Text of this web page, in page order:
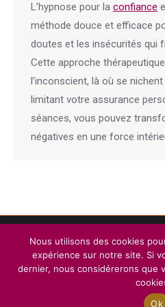
L’hypnose pour la confiance
méthode douce et efficace
doutes et les insécurités qui
Cette approche
l’inconscient, là où se
limitant votre assurance
séances, vous pouvez
négatives en une force
Copyright © 2026Plateforme de
Privium – Des services qui
psychotherapeutes et
Nous utilisons des cookies
expérience sur notre site. Si
dernier, nous considérerons que
Ok